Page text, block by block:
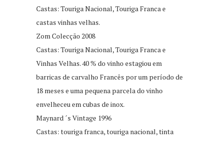
Castas: Touriga Nacional, Touriga Franca e
castas vinhas velhas.
Zom Colecção 2008
Castas: Touriga Nacional, Touriga Franca e
Vinhas Velhas. 40 % do vinho estagiou em
barricas de carvalho Francês por um período de
18 meses e uma pequena parcela do vinho
envelheceu em cubas de inox.
Maynard ´s Vintage 1996
Castas: touriga franca, touriga nacional, tinta